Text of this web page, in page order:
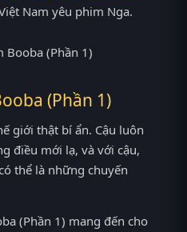
Nam yêu phim Nga.
(Phần 1)
giới thật bí ẩn. Cậu luôn
điều mới lạ, và với cậu,
thể là những chuyến
(Phần 1) mang đến cho